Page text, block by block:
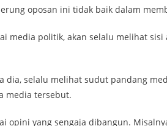
oposan ini tidak baik dalam
media politik, akan selalu melihat
dia, selalu melihat sudut pandang
media tersebut.
opini yang sengaja dibangun.